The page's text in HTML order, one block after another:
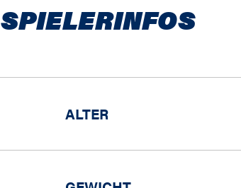
SPIELERINFOS
ALTER